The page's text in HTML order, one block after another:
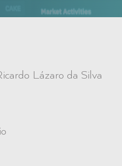
Lázaro da Silva